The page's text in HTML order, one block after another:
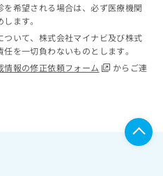
希望される場合は、必ず医療機関
ます。
いて、株式会社マイナビ及び株式
を一切負わないものとします。
情報の修正依頼フォーム
からご連